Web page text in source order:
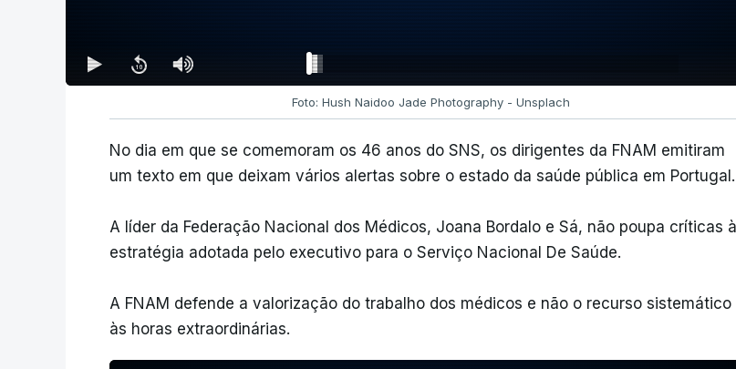
Foto: Hush Naidoo Jade Photography - Unsplach
No dia em que se comemoram os 46 anos do SNS, os dirigentes da FNAM emitiram
um texto em que deixam vários alertas sobre o estado da saúde pública em Portugal.
A líder da Federação Nacional dos Médicos, Joana Bordalo e Sá, não poupa críticas à
estratégia adotada pelo executivo para o Serviço Nacional De Saúde.
A FNAM defende a valorização do trabalho dos médicos e não o recurso sistemático
às horas extraordinárias.